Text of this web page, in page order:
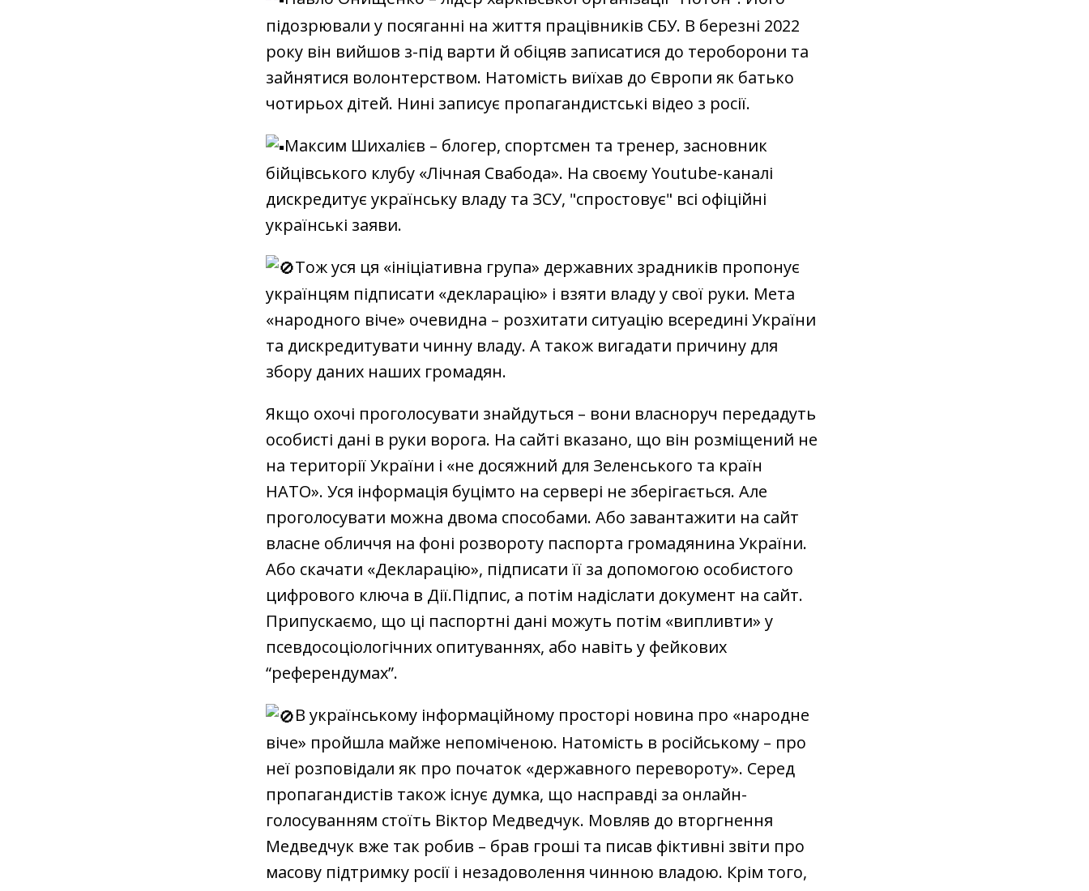
підозрювали у посяганні на життя працівників СБУ. В березні 2022
року він вийшов з-під варти й обіцяв записатися до тероборони та
зайнятися волонтерством. Натомість виїхав до Європи як батько
чотирьох дітей. Нині записує пропагандистські відео з росії.
Максим Шихалієв – блогер, спортсмен та тренер, засновник
бійцівського клубу «Лічная Свабода». На своєму Youtube-каналі
дискредитує українську владу та ЗСУ, "спростовує" всі офіційні
українські заяви.
Тож уся ця «ініціативна група» державних зрадників пропонує
українцям підписати «декларацію» і взяти владу у свої руки. Мета
«народного віче» очевидна – розхитати ситуацію всередині України
та дискредитувати чинну владу. А також вигадати причину для
збору даних наших громадян.
Якщо охочі проголосувати знайдуться – вони власноруч передадуть
особисті дані в руки ворога. На сайті вказано, що він розміщений не
на території України і «не досяжний для Зеленського та країн
НАТО». Уся інформація буцімто на сервері не зберігається. Але
проголосувати можна двома способами. Або завантажити на сайт
власне обличчя на фоні розвороту паспорта громадянина України.
Або скачати «Декларацію», підписати її за допомогою особистого
цифрового ключа в Дії.Підпис, а потім надіслати документ на сайт.
Припускаємо, що ці паспортні дані можуть потім «випливти» у
псевдосоціологічних опитуваннях, або навіть у фейкових
“референдумах”.
В українському інформаційному просторі новина про «народне
віче» пройшла майже непоміченою. Натомість в російському – про
неї розповідали як про початок «державного перевороту». Серед
пропагандистів також існує думка, що насправді за онлайн-
голосуванням стоїть Віктор Медведчук. Мовляв до вторгнення
Медведчук вже так робив – брав гроші та писав фіктивні звіти про
масову підтримку росії і незадоволення чинною владою. Крім того,